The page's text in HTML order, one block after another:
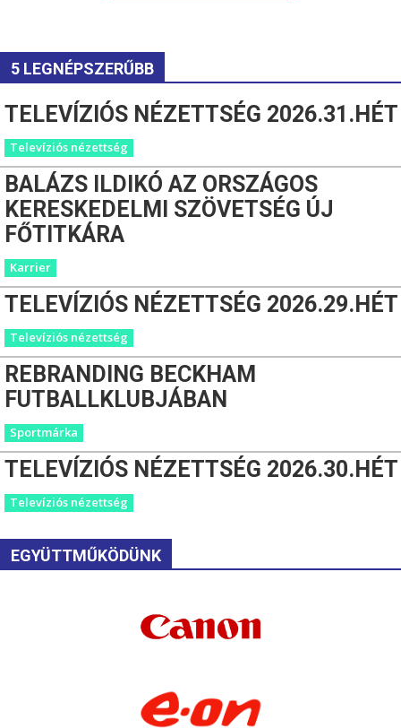
5 LEGNÉPSZERŰBB
TELEVÍZIÓS NÉZETTSÉG 2026.31.HÉT
Televíziós nézettség
BALÁZS ILDIKÓ AZ ORSZÁGOS
KERESKEDELMI SZÖVETSÉG ÚJ
FŐTITKÁRA
Karrier
TELEVÍZIÓS NÉZETTSÉG 2026.29.HÉT
Televíziós nézettség
REBRANDING BECKHAM
FUTBALLKLUBJÁBAN
Sportmárka
TELEVÍZIÓS NÉZETTSÉG 2026.30.HÉT
Televíziós nézettség
EGYÜTTMŰKÖDÜNK